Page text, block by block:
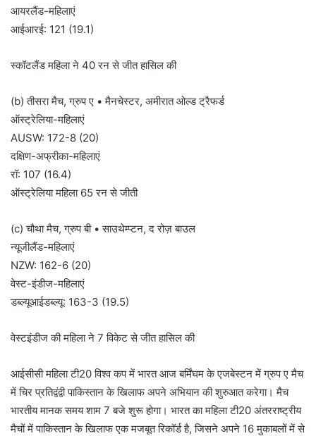
आयरलैंड-महिलाएं
आईआरई: 121 (19.1)
स्कॉटलैंड महिला ने 40 रन से जीत हासिल की
(b) तीसरा मैच, ग्रुप ए • मैनचेस्टर, अमीरात ओल्ड ट्रैफर्ड
ऑस्ट्रेलिया-महिलाएं
AUSW: 172-8 (20)
दक्षिण-अफ्रीका-महिलाएं
रॉ: 107 (16.4)
ऑस्ट्रेलिया महिला 65 रन से जीती
(c) चौथा मैच, ग्रुप बी • साउथेम्प्टन, द रोज़ बाउल
न्यूजीलैंड-महिलाएं
NZW: 162-6 (20)
वेस्ट-इंडीज-महिलाएं
डब्ल्यूआईडब्ल्यू: 163-3 (19.5)
वेस्टइंडीज की महिला ने 7 विकेट से जीत हासिल की
आईसीसी महिला टी20 विश्व कप में भारत आज बर्मिंघम के एजबेस्टन में ग्रुप ए मैच
में चिर प्रतिद्वंद्वी पाकिस्तान के खिलाफ अपने अभियान की शुरुआत करेगा। मैच
भारतीय मानक समय शाम 7 बजे शुरू होगा। भारत का महिला टी20 अंतरराष्ट्रीय
मैचों में पाकिस्तान के खिलाफ एक मजबूत रिकॉर्ड है, जिसने अपने 16 मुकाबलों में से